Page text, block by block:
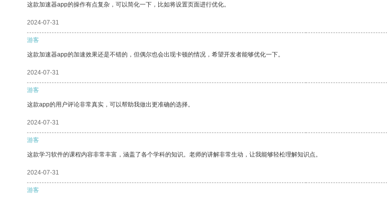
这款加速器app的操作有点复杂，可以简化一下，比如将设置页面进行优化。
2024-07-31
游客
这款加速器app的加速效果还是不错的，但偶尔也会出现卡顿的情况，希望开发者能够优化一下。
2024-07-31
游客
这款app的用户评论非常真实，可以帮助我做出更准确的选择。
2024-07-31
游客
这款学习软件的课程内容非常丰富，涵盖了各个学科的知识。老师的讲解非常生动，让我能够轻松理解知识点。
2024-07-31
游客